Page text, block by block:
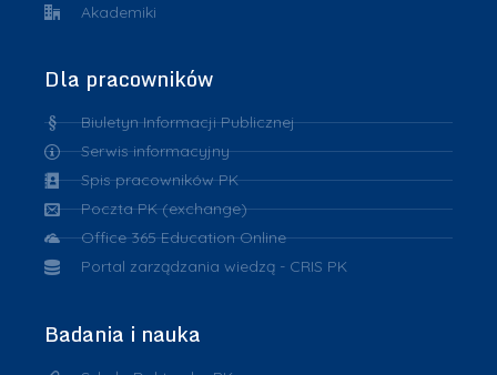
Akademiki
Dla pracowników
Biuletyn Informacji Publicznej
Serwis informacyjny
Spis pracowników PK
Poczta PK (exchange)
Office 365 Education Online
Portal zarządzania wiedzą - CRIS PK
Badania i nauka